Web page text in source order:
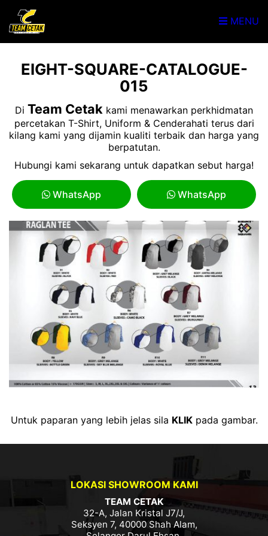
MENU
EIGHT-SQUARE-CATALOGUE-
015
Di Team Cetak kami menawarkan perkhidmatan
percetakan T-Shirt, Uniform & Cenderahati terus dari
kilang kami yang dijamin kualiti terbaik dan harga yang
berpatutan.
Hubungi kami sekarang untuk dapatkan sebut harga!
WhatsApp WhatsApp
Untuk paparan yang lebih jelas sila KLIKpada gambar.
LOKASI SHOWROOM KAMI
TEAM CETAK
32-A, Jalan Kristal J7/J,
Seksyen 7, 40000 Shah Alam,